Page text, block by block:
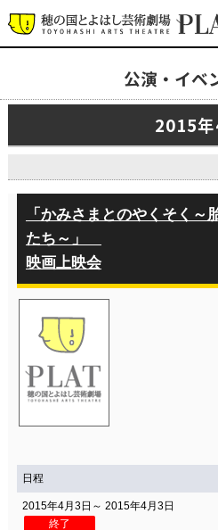
公式SNS
サービス
座席表
公演・イベ
2015年
「かみさまとのやくそく～
たち～」
映画上映会
日程
2015年4月3日～ 2015年4月3日
終了
最新の公演・イベント情報
演劇・ダンス・音楽など
イベント
プラットについて
チケット・座席表・鑑賞サポ
施設の利用について
サポート
関連団体・施設